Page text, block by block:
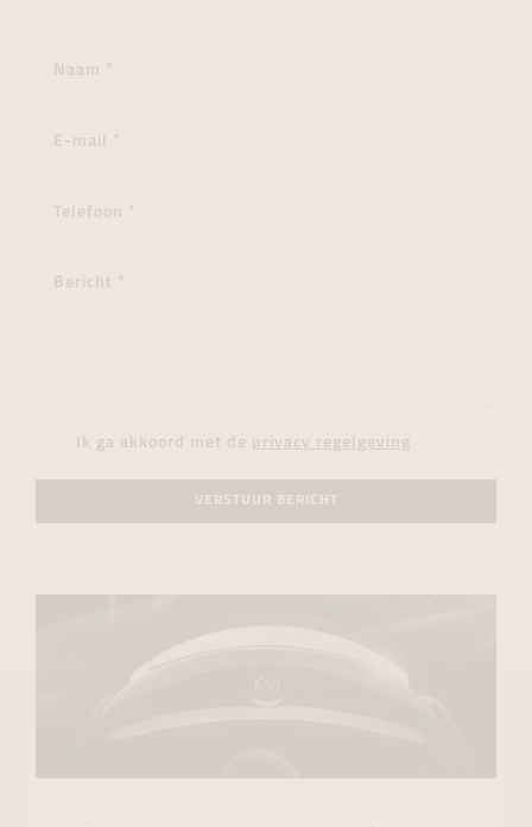
Ik ga akkoord met de privacy regelgeving
VERSTUUR BERICHT